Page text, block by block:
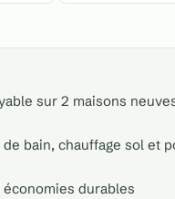
sur 2 maisons
bain, chauffage sol et
durables